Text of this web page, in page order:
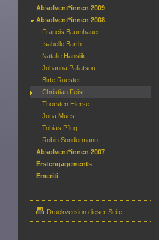
Absolvent*innen 2009
Absolvent*innen 2008
Francis Baumhauer
Isabelle Barth
Natalie Hanslik
Johanna Paliatsou
Birte Ruester
Christian Feist
Thorsten Hierse
Jona Mues
Tobias Pflug
Robin Sondermann
Absolvent*innen 2007
Erstengagements
Emeriti
Druckversion dieser Seite